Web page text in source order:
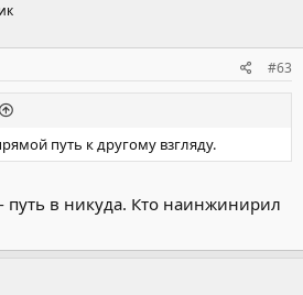
#63
путь к другому взгляду.
в никуда. Кто наинжинирил